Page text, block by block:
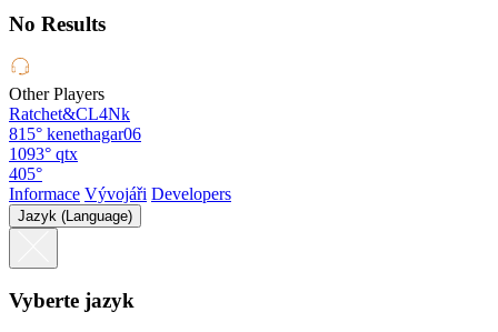
No Results
Other Players
Ratchet&CL4Nk
815° kenethagar06
1093° qtx
405°
Informace Vývojáři Developers
Jazyk (Language)
Vyberte jazyk